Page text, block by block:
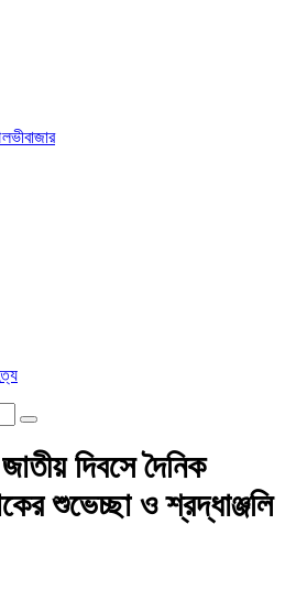
দিবসে দৈনিক
শুভেচ্ছা ও শ্রদ্ধাঞ্জলি